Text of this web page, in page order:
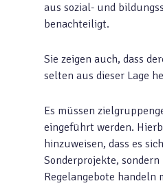
aus sozial- und
benachteiligt.
Sie zeigen auch, dass
selten aus dieser Lage
Es müssen
eingeführt werden.
hinzuweisen, dass es
Sonderprojekte,
Regelangebote handeln